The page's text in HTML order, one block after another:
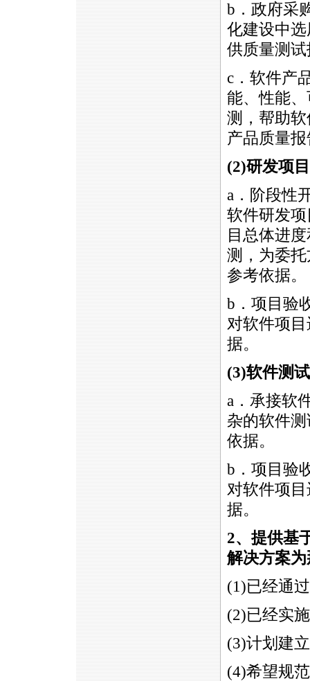
b．政府采
化建设中
供质量测
c．软件产
能、性能
测，帮助
产品质量
(2)研发项
a．阶段性
软件研发
目总体进
测，为委
参考依据。
b．项目验
对软件项
据。
(3)软件测
a．承接软
杂的软件
依据。
b．项目验
对软件项
据。
2、提供基
解决方案
(1)已经通
(2)已经实
(3)计划建
(4)希望规